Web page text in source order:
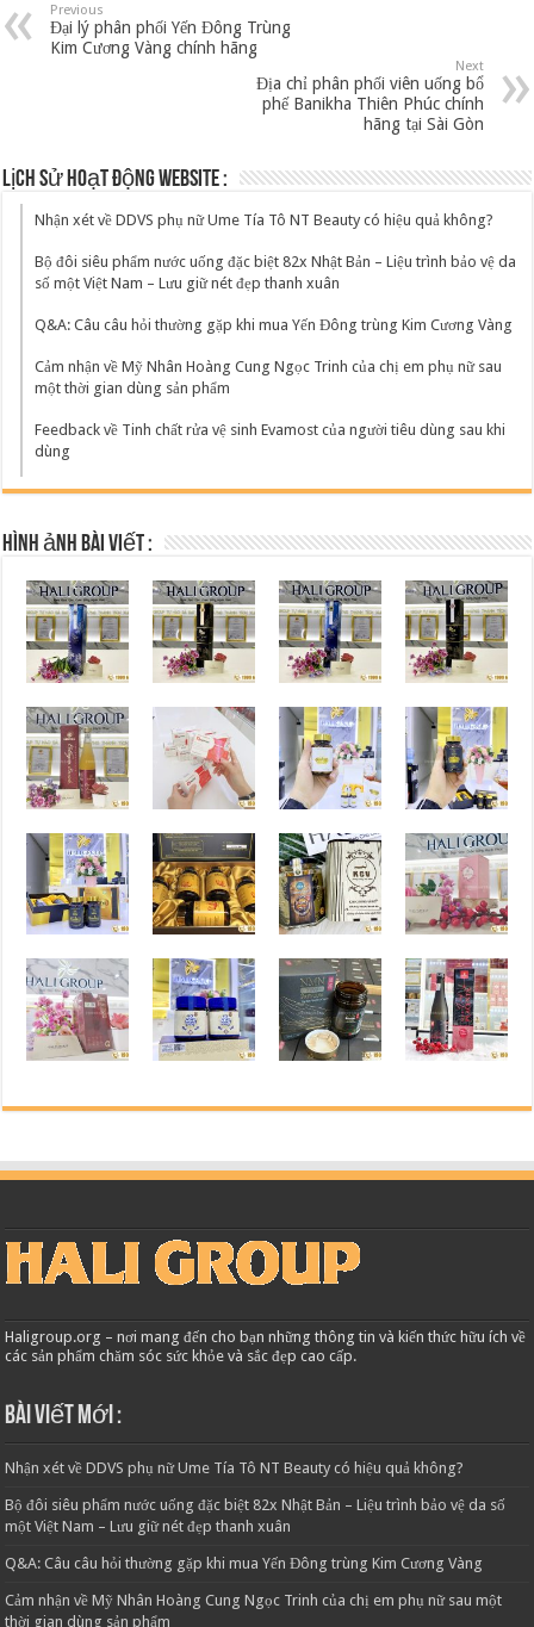
Previous
Đại lý phân phối Yến Đông Trùng
Kim Cương Vàng chính hãng
Next
Địa chỉ phân phối viên uống bổ
phế Banikha Thiên Phúc chính
hãng tại Sài Gòn
Lịch sử hoạt động website :
Nhận xét về DDVS phụ nữ Ume Tía Tô NT Beauty có hiệu quả không?
Bộ đôi siêu phẩm nước uống đặc biệt 82x Nhật Bản – Liệu trình bảo vệ da
số một Việt Nam – Lưu giữ nét đẹp thanh xuân
Q&A: Câu câu hỏi thường gặp khi mua Yến Đông trùng Kim Cương Vàng
Cảm nhận về Mỹ Nhân Hoàng Cung Ngọc Trinh của chị em phụ nữ sau
một thời gian dùng sản phẩm
Feedback về Tinh chất rửa vệ sinh Evamost của người tiêu dùng sau khi
dùng
Hình ảnh bài viết :
Haligroup.org – nơi mang đến cho bạn những thông tin và kiến thức hữu ích về
các sản phẩm chăm sóc sức khỏe và sắc đẹp cao cấp.
Bài viết mới :
Nhận xét về DDVS phụ nữ Ume Tía Tô NT Beauty có hiệu quả không?
Bộ đôi siêu phẩm nước uống đặc biệt 82x Nhật Bản – Liệu trình bảo vệ da số
một Việt Nam – Lưu giữ nét đẹp thanh xuân
Q&A: Câu câu hỏi thường gặp khi mua Yến Đông trùng Kim Cương Vàng
Cảm nhận về Mỹ Nhân Hoàng Cung Ngọc Trinh của chị em phụ nữ sau một
thời gian dùng sản phẩm